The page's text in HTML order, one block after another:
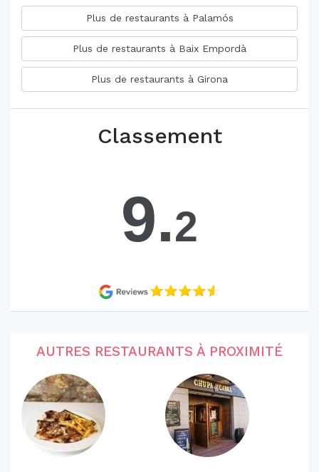
Plus de restaurants à Palamós
Plus de restaurants à Baix Empordà
Plus de restaurants à Girona
Classement
9.2
AUTRES RESTAURANTS À PROXIMITÉ